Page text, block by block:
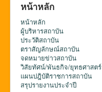
ชั่น
หน้าหลัก
หน้าหลัก
ผู้บริหารสถาบัน
ประวัติสถาบัน
ตราสัญลักษณ์สถาบัน
จดหมายข่าวสถาบัน
วิสัยทัศน์/พันธกิจ/ยุทธศาสตร์
แผนปฎิบัติราชการสถาบัน
สรุปรายงานประจำปี